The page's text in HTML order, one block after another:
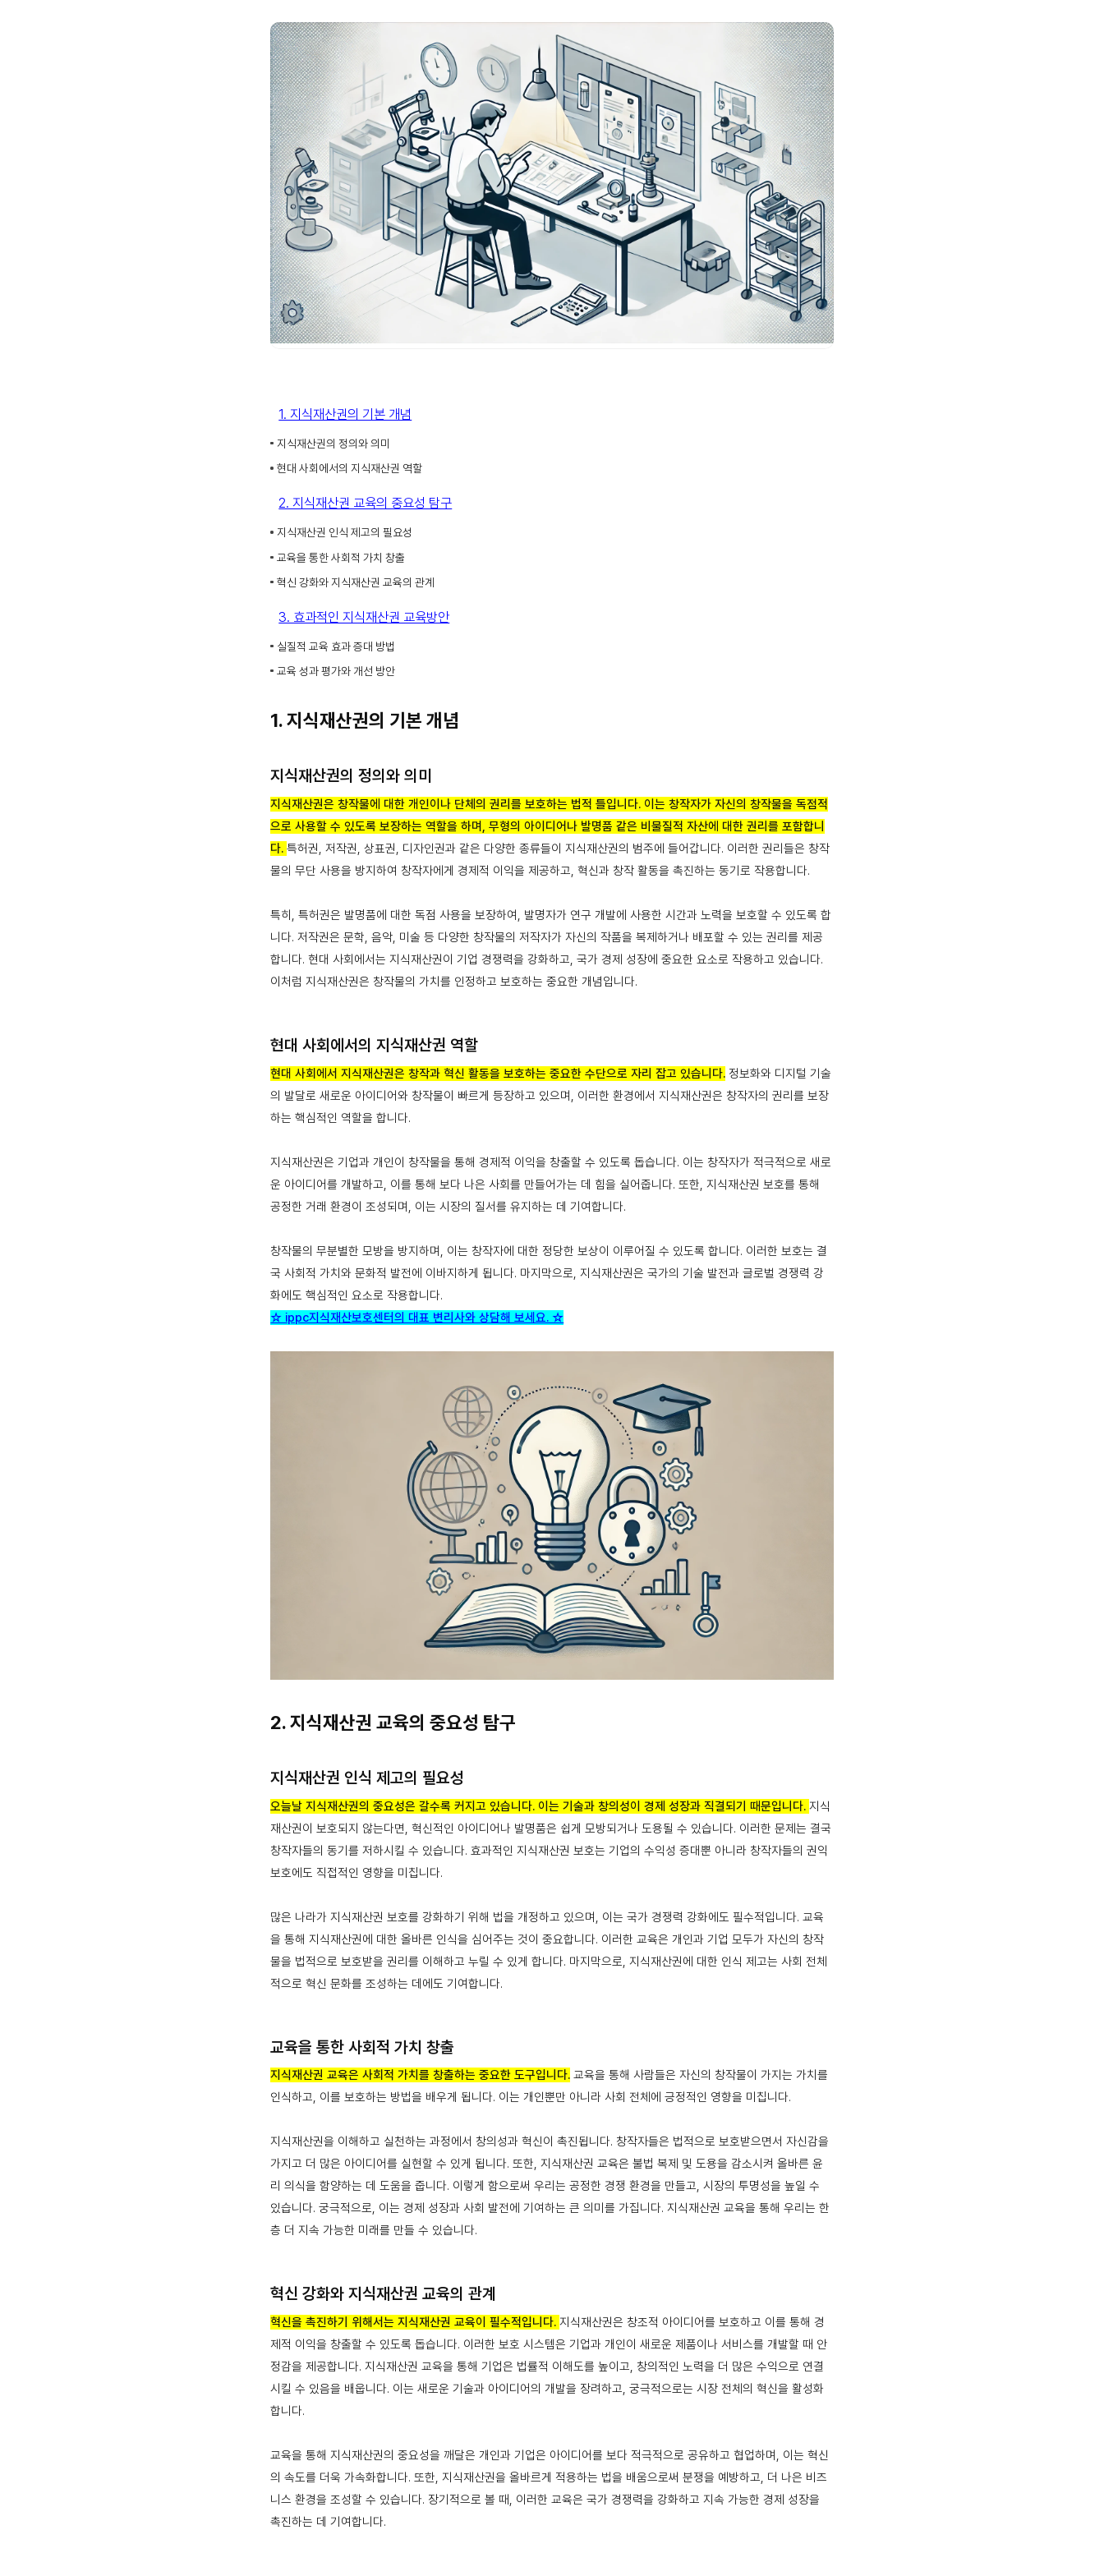
1. 지식재산권의 기본 개념
지식재산권의 정의와 의미
현대 사회에서의 지식재산권 역할
2. 지식재산권 교육의 중요성 탐구
지식재산권 인식 제고의 필요성
교육을 통한 사회적 가치 창출
혁신 강화와 지식재산권 교육의 관계
3. 효과적인 지식재산권 교육방안
실질적 교육 효과 증대 방법
교육 성과 평가와 개선 방안
1. 지식재산권의 기본 개념
지식재산권의 정의와 의미
지식재산권은 창작물에 대한 개인이나 단체의 권리를 보호하는 법적 틀입니다. 이는 창작자가 자신의 창작물을 독점적
으로 사용할 수 있도록 보장하는 역할을 하며, 무형의 아이디어나 발명품 같은 비물질적 자산에 대한 권리를 포함합니
다.특허권, 저작권, 상표권, 디자인권과 같은 다양한 종류들이 지식재산권의 범주에 들어갑니다. 이러한 권리들은 창작
물의 무단 사용을 방지하여 창작자에게 경제적 이익을 제공하고, 혁신과 창작 활동을 촉진하는 동기로 작용합니다.
특히, 특허권은 발명품에 대한 독점 사용을 보장하여, 발명자가 연구 개발에 사용한 시간과 노력을 보호할 수 있도록 합
니다. 저작권은 문학, 음악, 미술 등 다양한 창작물의 저작자가 자신의 작품을 복제하거나 배포할 수 있는 권리를 제공
합니다. 현대 사회에서는 지식재산권이 기업 경쟁력을 강화하고, 국가 경제 성장에 중요한 요소로 작용하고 있습니다.
이처럼 지식재산권은 창작물의 가치를 인정하고 보호하는 중요한 개념입니다.
현대 사회에서의 지식재산권 역할
현대 사회에서 지식재산권은 창작과 혁신 활동을 보호하는 중요한 수단으로 자리 잡고 있습니다. 정보화와 디지털 기술
의 발달로 새로운 아이디어와 창작물이 빠르게 등장하고 있으며, 이러한 환경에서 지식재산권은 창작자의 권리를 보장
하는 핵심적인 역할을 합니다.
지식재산권은 기업과 개인이 창작물을 통해 경제적 이익을 창출할 수 있도록 돕습니다. 이는 창작자가 적극적으로 새로
운 아이디어를 개발하고, 이를 통해 보다 나은 사회를 만들어가는 데 힘을 실어줍니다. 또한, 지식재산권 보호를 통해
공정한 거래 환경이 조성되며, 이는 시장의 질서를 유지하는 데 기여합니다.
창작물의 무분별한 모방을 방지하며, 이는 창작자에 대한 정당한 보상이 이루어질 수 있도록 합니다. 이러한 보호는 결
국 사회적 가치와 문화적 발전에 이바지하게 됩니다. 마지막으로, 지식재산권은 국가의 기술 발전과 글로벌 경쟁력 강
화에도 핵심적인 요소로 작용합니다.
☆ ippc지식재산보호센터의 대표 변리사와 상담해 보세요. ☆
2. 지식재산권 교육의 중요성 탐구
지식재산권 인식 제고의 필요성
오늘날 지식재산권의 중요성은 갈수록 커지고 있습니다. 이는 기술과 창의성이 경제 성장과 직결되기 때문입니다.지식
재산권이 보호되지 않는다면, 혁신적인 아이디어나 발명품은 쉽게 모방되거나 도용될 수 있습니다. 이러한 문제는 결국
창작자들의 동기를 저하시킬 수 있습니다. 효과적인 지식재산권 보호는 기업의 수익성 증대뿐 아니라 창작자들의 권익
보호에도 직접적인 영향을 미칩니다.
많은 나라가 지식재산권 보호를 강화하기 위해 법을 개정하고 있으며, 이는 국가 경쟁력 강화에도 필수적입니다. 교육
을 통해 지식재산권에 대한 올바른 인식을 심어주는 것이 중요합니다. 이러한 교육은 개인과 기업 모두가 자신의 창작
물을 법적으로 보호받을 권리를 이해하고 누릴 수 있게 합니다. 마지막으로, 지식재산권에 대한 인식 제고는 사회 전체
적으로 혁신 문화를 조성하는 데에도 기여합니다.
교육을 통한 사회적 가치 창출
지식재산권 교육은 사회적 가치를 창출하는 중요한 도구입니다. 교육을 통해 사람들은 자신의 창작물이 가지는 가치를
인식하고, 이를 보호하는 방법을 배우게 됩니다. 이는 개인뿐만 아니라 사회 전체에 긍정적인 영향을 미칩니다.
지식재산권을 이해하고 실천하는 과정에서 창의성과 혁신이 촉진됩니다. 창작자들은 법적으로 보호받으면서 자신감을
가지고 더 많은 아이디어를 실현할 수 있게 됩니다. 또한, 지식재산권 교육은 불법 복제 및 도용을 감소시켜 올바른 윤
리 의식을 함양하는 데 도움을 줍니다. 이렇게 함으로써 우리는 공정한 경쟁 환경을 만들고, 시장의 투명성을 높일 수
있습니다. 궁극적으로, 이는 경제 성장과 사회 발전에 기여하는 큰 의미를 가집니다. 지식재산권 교육을 통해 우리는 한
층 더 지속 가능한 미래를 만들 수 있습니다.
혁신 강화와 지식재산권 교육의 관계
혁신을 촉진하기 위해서는 지식재산권 교육이 필수적입니다.지식재산권은 창조적 아이디어를 보호하고 이를 통해 경
제적 이익을 창출할 수 있도록 돕습니다. 이러한 보호 시스템은 기업과 개인이 새로운 제품이나 서비스를 개발할 때 안
정감을 제공합니다. 지식재산권 교육을 통해 기업은 법률적 이해도를 높이고, 창의적인 노력을 더 많은 수익으로 연결
시킬 수 있음을 배웁니다. 이는 새로운 기술과 아이디어의 개발을 장려하고, 궁극적으로는 시장 전체의 혁신을 활성화
합니다.
교육을 통해 지식재산권의 중요성을 깨달은 개인과 기업은 아이디어를 보다 적극적으로 공유하고 협업하며, 이는 혁신
의 속도를 더욱 가속화합니다. 또한, 지식재산권을 올바르게 적용하는 법을 배움으로써 분쟁을 예방하고, 더 나은 비즈
니스 환경을 조성할 수 있습니다. 장기적으로 볼 때, 이러한 교육은 국가 경쟁력을 강화하고 지속 가능한 경제 성장을
촉진하는 데 기여합니다.